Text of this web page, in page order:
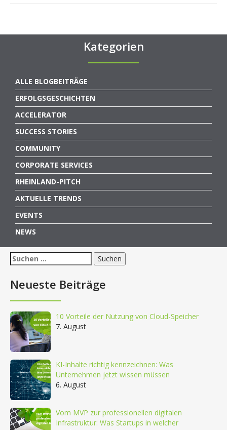
Kategorien
ALLE BLOGBEITRÄGE
ERFOLGSGESCHICHTEN
ACCELERATOR
SUCCESS STORIES
COMMUNITY
CORPORATE SERVICES
RHEINLAND-PITCH
AKTUELLE TRENDS
EVENTS
NEWS
Suchen
nach:
Neueste Beiträge
10 Vorteile der Nutzung von Cloud-Speicher
7. August
KI-Inhalte richtig kennzeichnen: Was
Unternehmen jetzt wissen müssen
6. August
Vom MVP zur professionellen digitalen
Infrastruktur: Was Startups in welcher